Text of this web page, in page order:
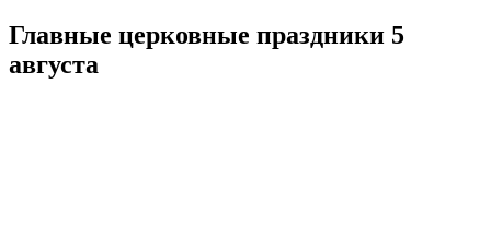
Главные церковные праздники 5
августа